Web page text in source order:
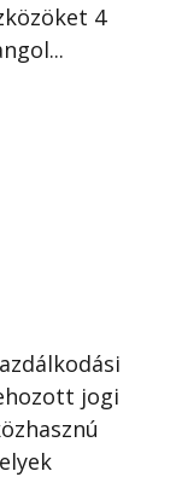
4
jogi